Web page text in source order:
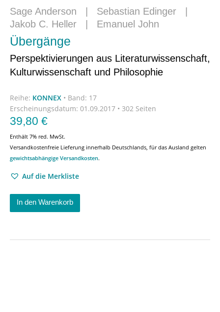
Sage Anderson Sebastian Edinger
Jakob C. Heller
Emanuel John
Übergänge
Perspektivierungen aus Literaturwissenschaft,
Kulturwissenschaft und Philosophie
Reihe: KONNEX • Band: 17
Erscheinungsdatum: 01.09.2017 • 302 Seiten
39,80 €
Enthält 7% red. MwSt.
Versandkostenfreie Lieferung innerhalb Deutschlands, für das Ausland gelten
gewichtsabhängige Versandkosten.
Auf die Merkliste
In den Warenkorb